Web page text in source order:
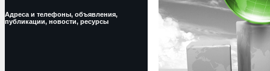
Адреса и телефоны, объявления,
публикации, новости, ресурсы